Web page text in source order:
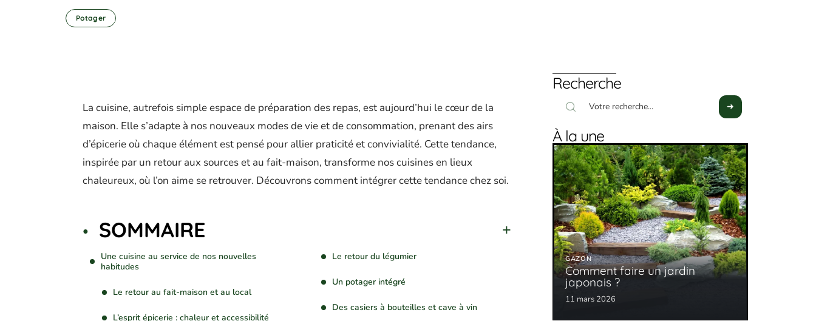
Potager
La cuisine, autrefois simple espace de préparation des repas, est aujourd’hui le cœur de la
maison. Elle s’adapte à nos nouveaux modes de vie et de consommation, prenant des airs
d’épicerie où chaque élément est pensé pour allier praticité et convivialité. Cette tendance,
inspirée par un retour aux sources et au fait-maison, transforme nos cuisines en lieux
chaleureux, où l’on aime se retrouver. Découvrons comment intégrer cette tendance chez soi.
SOMMAIRE
Une cuisine au service de nos nouvelles
habitudes
Le retour au fait-maison et au local
L’esprit épicerie : chaleur et accessibilité
Le retour du légumier
Un potager intégré
Des casiers à bouteilles et cave à vin
Recherche
À la une
GAZON
Comment faire un jardin
japonais ?
11 mars 2026